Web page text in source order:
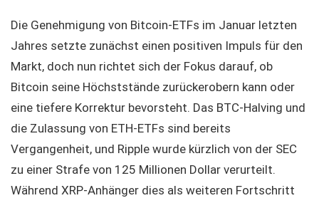
Die Genehmigung von Bitcoin-ETFs im Januar letzten
Jahres setzte zunächst einen positiven Impuls für den
Markt, doch nun richtet sich der Fokus darauf, ob
Bitcoin seine Höchststände zurückerobern kann oder
eine tiefere Korrektur bevorsteht. Das BTC-Halving und
die Zulassung von ETH-ETFs sind bereits
Vergangenheit, und Ripple wurde kürzlich von der SEC
zu einer Strafe von 125 Millionen Dollar verurteilt.
Während XRP-Anhänger dies als weiteren Fortschritt